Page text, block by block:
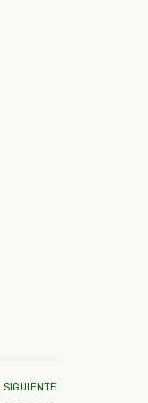
SIGUIENTE